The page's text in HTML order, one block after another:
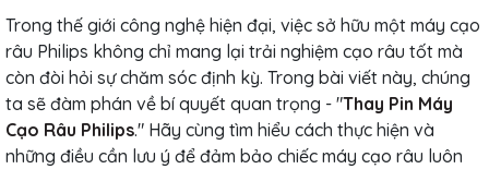
Trong thế giới công nghệ hiện đại, việc sở hữu một máy cạo
râu Philips không chỉ mang lại trải nghiệm cạo râu tốt mà
còn đòi hỏi sự chăm sóc định kỳ. Trong bài viết này, chúng
ta sẽ đàm phán về bí quyết quan trọng - "Thay Pin Máy
Cạo Râu Philips." Hãy cùng tìm hiểu cách thực hiện và
những điều cần lưu ý để đảm bảo chiếc máy cạo râu luôn